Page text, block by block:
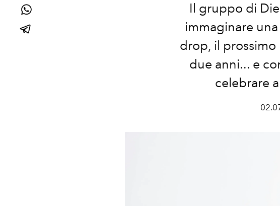
Il gruppo di
immaginare
drop, il
due anni... e
celebrare